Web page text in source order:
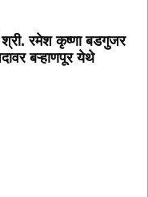
श्री. रमेश कृष्णा बडगुजर
बऱ्हाणपूर येथे